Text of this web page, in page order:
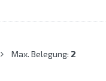
Max. Belegung: 2